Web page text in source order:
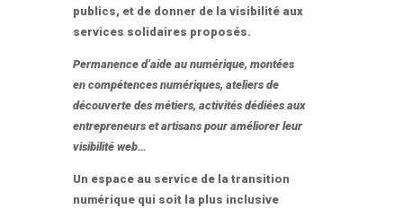
publics, et de donner de la visibilité aux
services solidaires proposés.
Permanence d’aide au numérique, montées
en compétences numériques, ateliers de
découverte des métiers, activités dédiées aux
entrepreneurs et artisans pour améliorer leur
visibilité web…
Un espace au service de la transition
numérique qui soit la plus inclusive